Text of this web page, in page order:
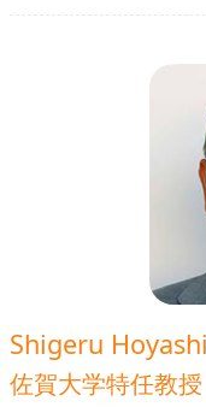
Shigeru
佐賀大学特任教